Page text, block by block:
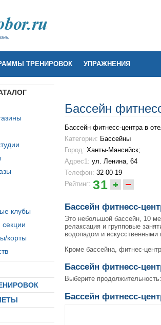
ТРЕНИРОВОК УПРАЖНЕНИЯ
клубы
секции
корты
Бассейн
Бассейн фитнесс-центра в
Категории: Бассейны
Город: Ханты-Мансийск;
Адрес1: ул. Ленина, 64
Телефон: 32-00-19
Рейтинг: 31
Бассейн фитнесс-
Это небольшой бассейн, 10
релаксация и групповые
водопадом и
Кроме бассейна, фитнес-
Бассейн фитнесс-
Выберите
Бассейн фитнесс-